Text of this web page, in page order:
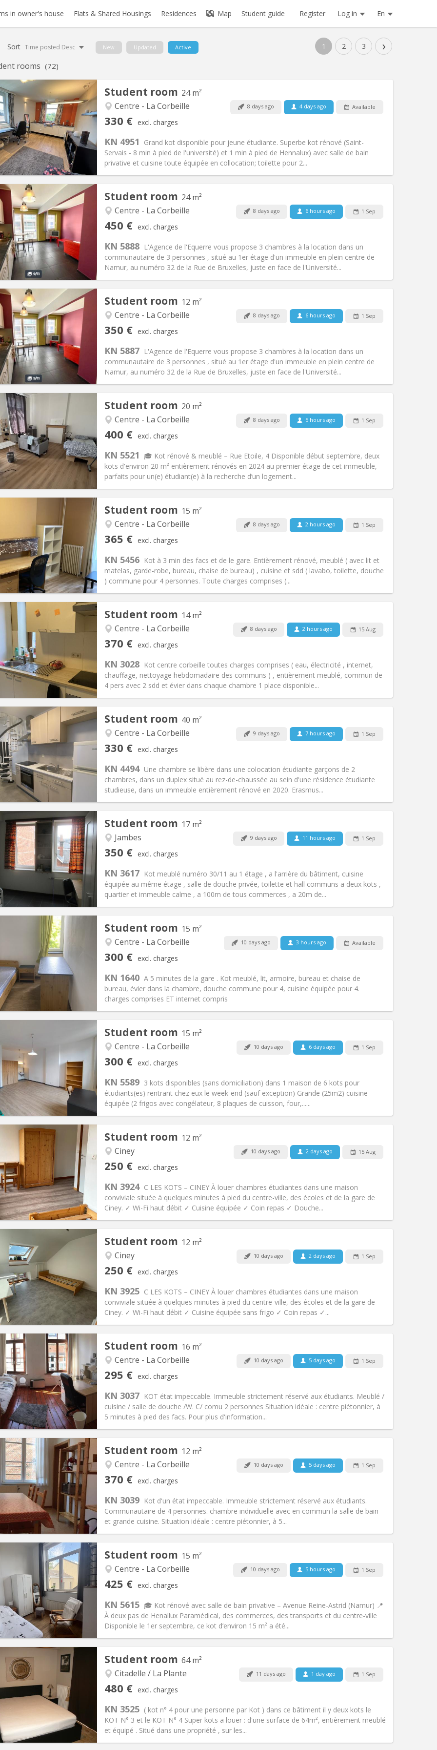
in owner's house Flats & Shared Housings Residences Map Student guide Register Log in En
1 2 3 ›
Sort Time posted Desc New Updated Active
rooms (72)
Student room 24 m²
Centre - La Corbeille
330 € excl. charges
8 days ago 4 days ago Available
KN 4951
Grand kot disponible pour jeune étudiante. Superbe kot rénové (Saint-
Servais - 8 min à pied de l'université) et 1 min à pied de Hennalux) avec salle de bain
privative et cuisine toute équipée en collocation; toilette pour 2...
Info
€
100 €
12 months
No
Arrangement
Bathroom:Private bathroom
Surface:24 m2
Other
Atmosphere:Calm, community,
Non-smoking
Pets:No
Student room 24 m²
Centre - La Corbeille
450 € excl. charges
8 days ago 6 hours ago 1 Sep
KN 5888 L'Agence de l'Equerre vous propose 3 chambres à la location dans un
communautaire de 3 personnes , situé au 1er étage d'un immeuble en plein centre de
Namur, au numéro 32 de la Rue de Bruxelles, juste en face de l'Université...
Info
€
80 €
12 months
Allowed
Arrangement
Bathroom:Shared bathroom
Surface:24 m2
Other
Atmosphere:Calm, studious, warm,
Non-smoking
Pets:No
Student room 12 m²
Centre - La Corbeille
350 € excl. charges
8 days ago 6 hours ago 1 Sep
KN 5887 L'Agence de l'Equerre vous propose 3 chambres à la location dans un
communautaire de 3 personnes , situé au 1er étage d'un immeuble en plein centre de
Namur, au numéro 32 de la Rue de Bruxelles, juste en face de l'Université...
Info
€
80 €
12 months
Allowed
Arrangement
Bathroom:Shared bathroom
Surface:12 m2
Other
Atmosphere:Community, calm,
Non-smoking
Pets:No
Student room 20 m²
Centre - La Corbeille
400 € excl. charges
8 days ago 5 hours ago 1 Sep
KN 5521
🎓 Kot rénové & meublé – Rue Etoile, 4 Disponible début septembre, deux
kots d'environ 20 m² entièrement rénovés en 2024 au premier étage de cet immeuble,
parfaits pour un(e) étudiant(e) à la recherche d’un logement...
Info
€
120 €
12 months
Allowed
Arrangement
Bathroom:Shared bathroom
Surface:20 m2
Other
Atmosphere:Community, calm,
Non-smoking
Pets:No
Student room 15 m²
Centre - La Corbeille
365 € excl. charges
8 days ago 2 hours ago 1 Sep
KN 5456 Kot à 3 min des facs et de le gare. Entièrement rénové, meublé ( avec lit et
matelas, garde-robe, bureau, chaise de bureau) , cuisine et sdd ( lavabo, toilette, douche
) commune pour 4 personnes. Toute charges comprises (...
Info
€
130 €
12 months
Arrangement
Bathroom:Shared bathroom
Surface:15 m2
Other
Atmosphere:Community
Student room 14 m²
Centre - La Corbeille
370 € excl. charges
8 days ago 2 hours ago 15 Aug
KN 3028 Kot centre corbeille toutes charges comprises ( eau, électricité , internet,
chauffage, nettoyage hebdomadaire des communs ) , entièrement meublé, commun de
4 pers avec 2 sdd et évier dans chaque chambre 1 place disponible...
Info
€
120 €
12 months
Arrangement
Bathroom:Shared bathroom
Surface:14 m2
Other
Atmosphere: Community, warm
Student room 40 m²
Centre - La Corbeille
330 € excl. charges
9 days ago 7 hours ago 1 Sep
KN 4494 Une chambre se libère dans une colocation étudiante garçons de 2
chambres, dans un duplex situé au rez-de-chaussée au sein d'une résidence étudiante
studieuse, dans un immeuble entièrement rénové en 2020. Erasmus...
Info
€
65 €
12 months, 5-6 months
No
Arrangement
Bathroom:Shared bathroom
Surface:40 m2
Other
Atmosphere:Studious
Student room 17 m²
Jambes
350 € excl. charges
9 days ago 11 hours ago 1 Sep
KN 3617 Kot meublé numéro 30/11 au 1 étage , a l'arrière du bâtiment, cuisine
équipée au même étage , salle de douche privée, toilette et hall communs a deux kots ,
quartier et immeuble calme , a 100m de tous commerces , a 20m de...
Info
65 €
12 months
With conditions
Arrangement
Bathroom:Private bathroom
Surface:17 m2
Other
Atmosphere:Studious
Student room 15 m²
Centre - La Corbeille
300 € excl. charges
10 days ago 3 hours ago Available
KN 1640 A 5 minutes de la gare . Kot meublé, lit, armoire, bureau et chaise de
bureau, évier dans la chambre, douche commune pour 4, cuisine équipée pour 4.
charges comprises ET internet compris
Info
€
100 €
12 months
Allowed
Arrangement
Bathroom:Shared bathroom
Surface:15 m2
Atmosphere:Calm
Student room 15 m²
Centre - La Corbeille
300 € excl. charges
10 days ago 6 days ago 1 Sep
KN 5589 3 kots disponibles (sans domiciliation) dans 1 maison de 6 kots pour
étudiants(es) rentrant chez eux le week-end (sauf exception) Grande (25m2) cuisine
équipée (2 frigos avec congélateur, 8 plaques de cuisson, four,......
Info
€
90 €
12 months, 11 months, 10
Arrangement
Bathroom: Shared bathroom
Surface:15 m2
Other
Atmosphere:Calm
Student room 12 m²
Ciney
250 € excl. charges
10 days ago 2 days ago 15 Aug
KN 3924 C LES KOTS – CINEY À louer chambres étudiantes dans une maison
conviviale située à quelques minutes à pied du centre-ville, des écoles et de la gare de
Ciney. ✓ Wi-Fi haut débit ✓ Cuisine équipée ✓ Coin repas ✓ Douche...
Info
€
115 €
11 months
No
Arrangement
Bathroom: Private bathroom
Surface:12 m2
Other
Atmosphere:Studious, community
Student room 12 m²
Ciney
250 € excl. charges
10 days ago 2 days ago 1 Sep
KN 3925 C LES KOTS – CINEY À louer chambres étudiantes dans une maison
conviviale située à quelques minutes à pied du centre-ville, des écoles et de la gare de
Ciney. ✓ Wi-Fi haut débit ✓ Cuisine équipée sans frigo ✓ Coin repas ✓...
Info
€
95 €
11 months
No
Arrangement
Bathroom: Shared bathroom
Surface:12 m2
Other
Atmosphere:Community, studious
Student room 16 m²
Centre - La Corbeille
295 € excl. charges
10 days ago 5 days ago 1 Sep
KN 3037 KOT état impeccable. Immeuble strictement réservé aux étudiants. Meublé /
cuisine / salle de douche /W. C/ comu 2 personnes Situation idéale : centre piétonnier, à
5 minutes à pied des facs. Pour plus d'information...
Info
€
45 €
12 months
No
Arrangement
Bathroom:Shared bathroom
Surface:16 m2
Other
Atmosphere:Calm, warm, studious
Student room 12 m²
Centre - La Corbeille
370 € excl. charges
10 days ago 5 days ago 1 Sep
KN 3039 Kot d'un état impeccable. Immeuble strictement réservé aux étudiants.
Communautaire de 4 personnes. chambre individuelle avec en commun la salle de bain
et grande cuisine. Situation idéale : centre piétonnier, à 5...
Info
€
50 €
12 months
No
Arrangement
Bathroom:Shared bathroom
Surface:12 m2
Other
Atmosphere:Calm, warm, studious,
Non-smoking
Pets:No
Student room 15 m²
Centre - La Corbeille
425 € excl. charges
10 days ago 5 hours ago 1 Sep
KN 5615 🎓 Kot rénové avec salle de bain privative – Avenue Reine-Astrid (Namur) 📍
À deux pas de Henallux Paramédical, des commerces, des transports et du centre-ville
Disponible le 1er septembre, ce kot d’environ 15 m² a été...
Info
€
120 €
12 months
Allowed
Arrangement
Bathroom:Private bathroom
Surface:15 m2
Other
Atmosphere:Community, studious,
Non-smoking
Pets:No
Student room 64 m²
Citadelle / La Plante
480 € excl. charges
11 days ago 1 day ago 1 Sep
KN 3525 ( kot n° 4 pour une personne par Kot ) dans ce bâtiment il y deux kots le
KOT N° 3 et le KOT N° 4 Super kots a louer : d'une surface de 64m², entièrement meublé
et équipé . Situé dans une propriété , sur les...
Info
€
60 €
No
Arrangement
Bathroom: Private bathroom
Surface:64 m2
Atmosphere: Calm, warm, studious,
Non-smoking
Pets:No